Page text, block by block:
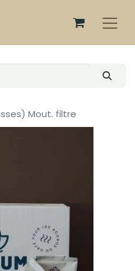
Mout. filtre